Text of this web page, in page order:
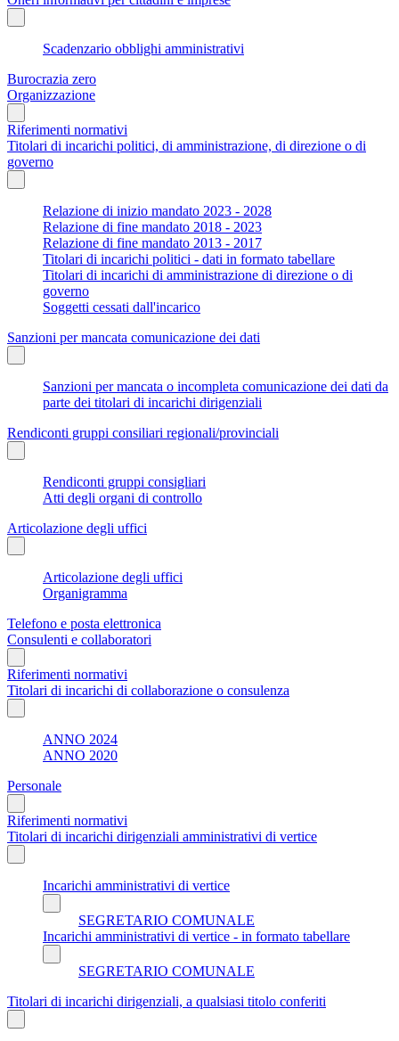
Scadenzario obblighi amministrativi
Burocrazia zero
Organizzazione
Riferimenti normativi
Titolari di incarichi politici, di amministrazione, di direzione o di
governo
Relazione di inizio mandato 2023 - 2028
Relazione di fine mandato 2018 - 2023
Relazione di fine mandato 2013 - 2017
Titolari di incarichi politici - dati in formato tabellare
Titolari di incarichi di amministrazione di direzione o di
governo
Soggetti cessati dall'incarico
Sanzioni per mancata comunicazione dei dati
Sanzioni per mancata o incompleta comunicazione dei dati da
parte dei titolari di incarichi dirigenziali
Rendiconti gruppi consiliari regionali/provinciali
Rendiconti gruppi consigliari
Atti degli organi di controllo
Articolazione degli uffici
Articolazione degli uffici
Organigramma
Telefono e posta elettronica
Consulenti e collaboratori
Riferimenti normativi
Titolari di incarichi di collaborazione o consulenza
ANNO 2024
ANNO 2020
Personale
Riferimenti normativi
Titolari di incarichi dirigenziali amministrativi di vertice
Incarichi amministrativi di vertice
SEGRETARIO COMUNALE
Incarichi amministrativi di vertice - in formato tabellare
SEGRETARIO COMUNALE
Titolari di incarichi dirigenziali, a qualsiasi titolo conferiti